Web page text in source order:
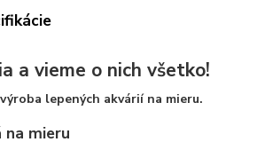
a vieme o nich všetko!
lepených akvárií na mieru.
mieru